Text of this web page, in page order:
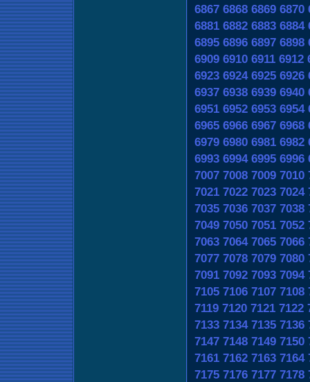
6867 6868 6869 6870
6881 6882 6883 6884
6895 6896 6897 6898
6909 6910 6911 6912
6923 6924 6925 6926
6937 6938 6939 6940
6951 6952 6953 6954
6965 6966 6967 6968
6979 6980 6981 6982
6993 6994 6995 6996
7007 7008 7009 7010
7021 7022 7023 7024
7035 7036 7037 7038
7049 7050 7051 7052
7063 7064 7065 7066
7077 7078 7079 7080
7091 7092 7093 7094
7105 7106 7107 7108
7119 7120 7121 7122
7133 7134 7135 7136
7147 7148 7149 7150
7161 7162 7163 7164
7175 7176 7177 7178